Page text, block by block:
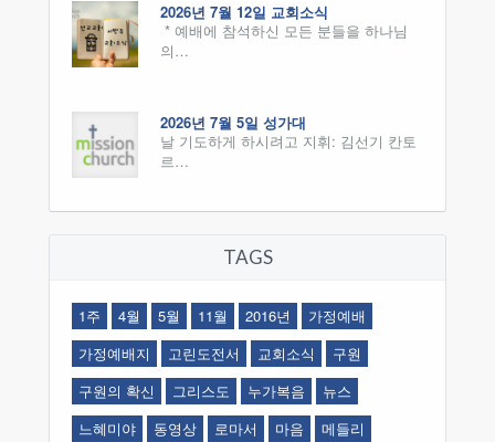
2026년 7월 12일 교회소식
* 예배에 참석하신 모든 분들을 하나님
의…
2026년 7월 5일 성가대
날 기도하게 하시려고 지휘: 김선기 칸토
르…
TAGS
1주 4월 5월 11월 2016년
가정예배
가정예배지
고린도전서 교회소식
구원
구원의 확신
그리스도 누가복음
뉴스
느혜미야
동영상 로마서 마음
메들리